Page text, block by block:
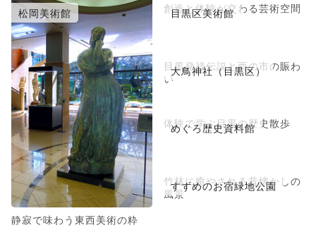
松岡美術館
静寂で味わう東西美術の粋
目黒区美術館
創造と体験が交わる芸術空間
大鳥神社（目黒区）
目黒発祥伝説と酉の市の賑わ
い
めぐろ歴史資料館
体験で学ぶ目黒の歴史散歩
すずめのお宿緑地公園
竹林に癒やされる昔懐かしの
風景